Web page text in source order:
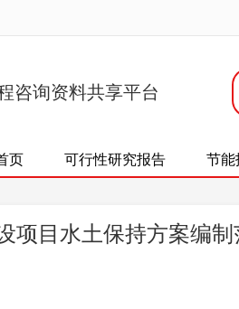
咨询资料共享平台
页 可行性研究报告 节
项目水土保持方案编